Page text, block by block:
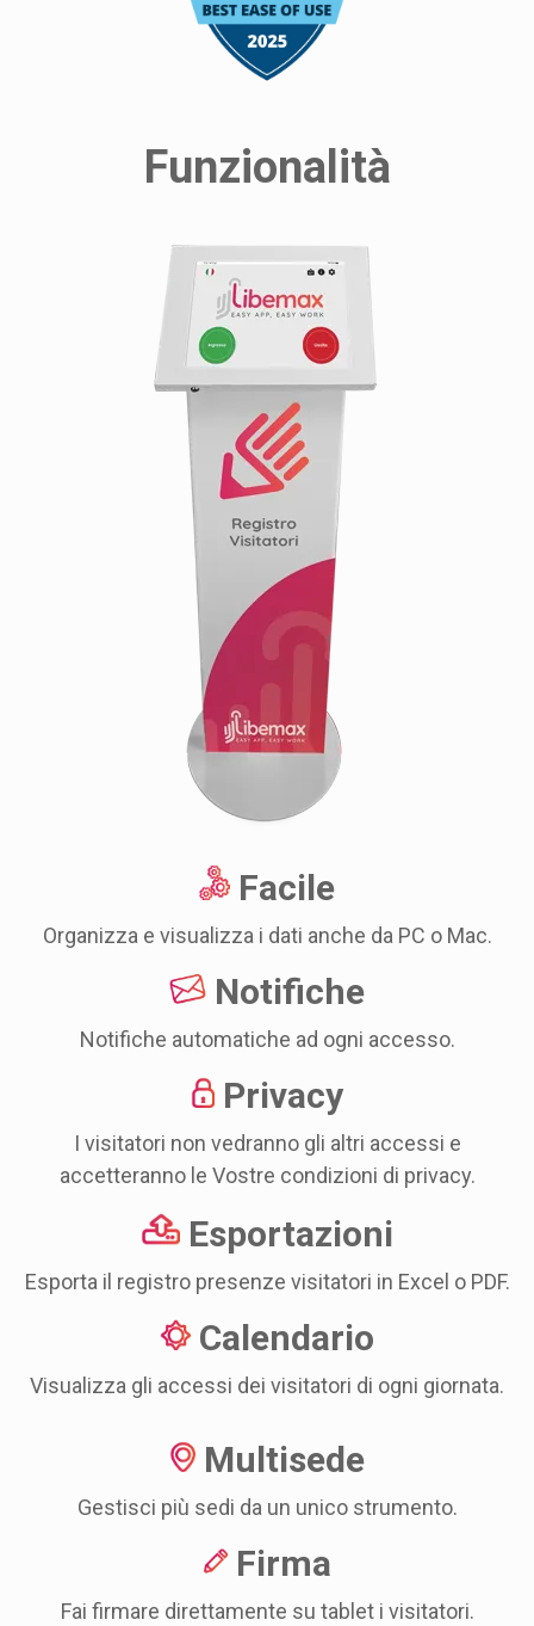
Funzionalità
Facile
Organizza e visualizza i dati anche da PC o Mac.
Notifiche
Notifiche automatiche ad ogni accesso.
Privacy
I visitatori non vedranno gli altri accessi e
accetteranno le Vostre condizioni di privacy.
Esportazioni
Esporta il registro presenze visitatori in Excel o PDF.
Calendario
Visualizza gli accessi dei visitatori di ogni giornata.
Multisede
Gestisci più sedi da un unico strumento.
Firma
Fai firmare direttamente su tablet i visitatori.